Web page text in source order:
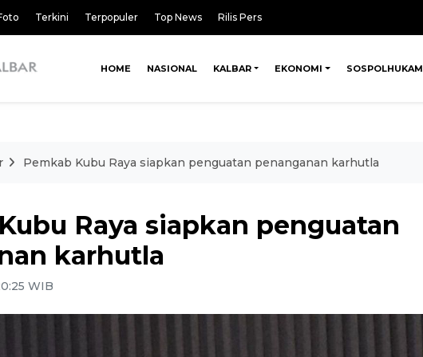
Terkini Terpopuler Top News Rilis Pers
HOME NASIONAL KALBAR EKONOMI SOSPOLHUKAM
Pemkab Kubu Raya siapkan penguatan penanganan karhutla
Raya siapkan penguatan
karhutla
WIB